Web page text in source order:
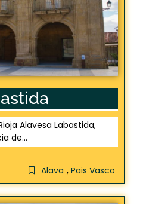
Alavesa Labastida,
de...
Alava , Pais Vasco